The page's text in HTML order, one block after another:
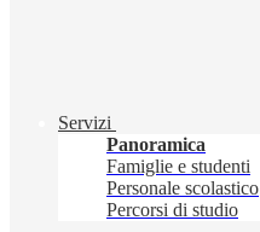
Servizi
Panoramica
Famiglie e studenti
Personale scolastico
Percorsi di studio